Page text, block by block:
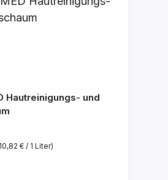
Hautreinigungs- und
€ / 1 Liter)